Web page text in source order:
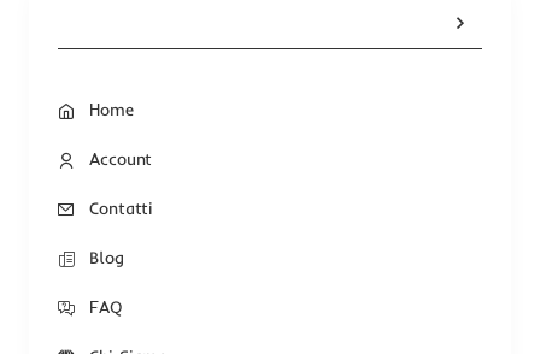
Home
Account
Contatti
Blog
FAQ